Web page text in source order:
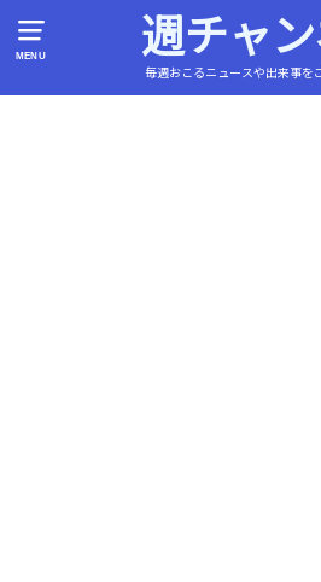
MENU 週チャ
毎週おこるニュースや出来事を